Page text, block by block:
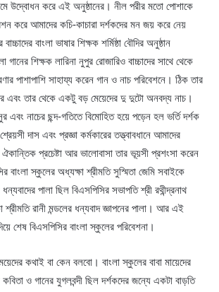
উদ্বোধন করে এই অনুষ্ঠানের। নীল পরীর মতো পোশাকে
করে আমাদের কচি-কাচারা দর্শকদের মন জয় করে নেয়
বাংলা ভাষার শিক্ষক শর্মিষ্ঠা বৌদির অনুষ্ঠান
গানের শিক্ষক লারিনা নুপুর রোজারিও বাচ্চাদের সাথে থেকে
পাশাপাশি সাহায্য করেন গান ও নাচ পরিবেশনে। ঠিক তার
এবং তার থেকে একটু বড় মেয়েদের দু দুটো অনবদ্য নাচ।
এবং নাচের ছন্দ-গতিতে বিমোহিত হয়ে পড়েন হল ভর্তি দর্শক
দাস এবং প্রজ্ঞা কর্মকারের তত্ত্বাবধানে আমাদের
ঐকান্তিক প্রচেষ্টা আর ভালোবাসা তার ভূয়সী প্রশংসা করেন
বাংলা স্কুলের অধ্যক্ষা শ্রীমতি সুস্মিতা জেমি সবাইকে
পালা ছিল বিএসপিসির সভাপতি শ্রী রথীন্দ্রনাথ
শ্রীমতি রানী মন্ডলের ধন্যবাদ জ্ঞাপনের পালা। আর এই
শেষ বিএসপিসির বাংলা স্কুলের পরিবেশনা।
কথাই বা কেন বলবো। বাংলা স্কুলের বাবা মায়েদের
ও গানের যুগলবন্দী ছিল দর্শকদের জন্যে একটা বাড়তি